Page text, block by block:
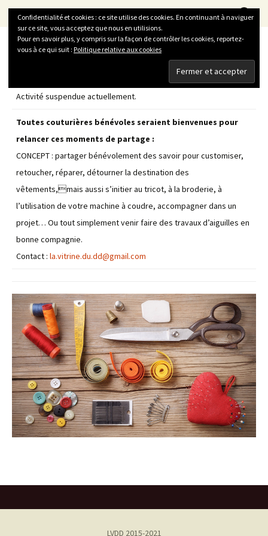
LVDD
La Vitrine du Développement Durable
Menu
Aller
au
contenu
La PermaCouture
Activité suspendue actuellement.
Toutes couturières bénévoles seraient bienvenues pour
relancer ces moments de partage :
CONCEPT : partager bénévolement des savoir pour customiser,
retoucher, réparer, détourner la destination des
vêtements,mais aussi s’initier au tricot, à la broderie, à
l’utilisation de votre machine à coudre, accompagner dans un
projet… Ou tout simplement venir faire des travaux d’aiguilles en
bonne compagnie.
Contact : la.vitrine.du.dd@gmail.com
LVDD 2015-2021
Confidentialité et cookies : ce site utilise des cookies. En continuant à naviguer
sur ce site, vous acceptez que nous en utilisions.
Pour en savoir plus, y compris sur la façon de contrôler les cookies, reportez-
vous à ce qui suit : Politique relative aux cookies